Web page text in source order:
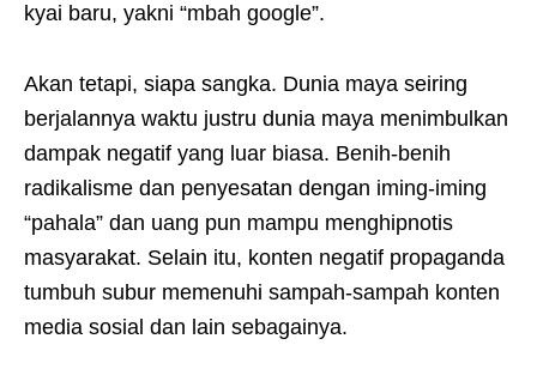
kyai baru, yakni “mbah google”.
Akan tetapi, siapa sangka. Dunia maya seiring
berjalannya waktu justru dunia maya menimbulkan
dampak negatif yang luar biasa. Benih-benih
radikalisme dan penyesatan dengan iming-iming
“pahala” dan uang pun mampu menghipnotis
masyarakat. Selain itu, konten negatif propaganda
tumbuh subur memenuhi sampah-sampah konten
media sosial dan lain sebagainya.